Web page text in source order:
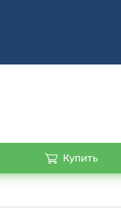
Купить